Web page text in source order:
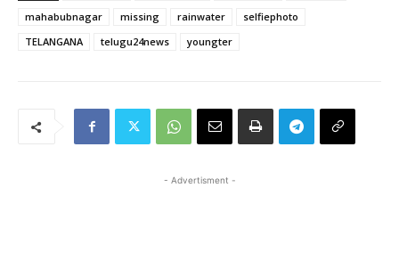
mahabubnagar
missing rainwater
selfiephoto
TELANGANA
telugu24news youngter
- Advertisment -